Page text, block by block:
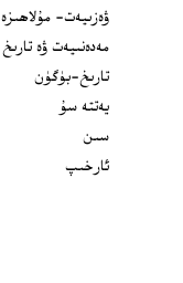
ۋەزىيەت- مۇلاھىزە
مەدەنىيەت ۋە تارىخ
تارىخ-بۈگۈن
يەتتە سۇ
سىن
ئارخىپ